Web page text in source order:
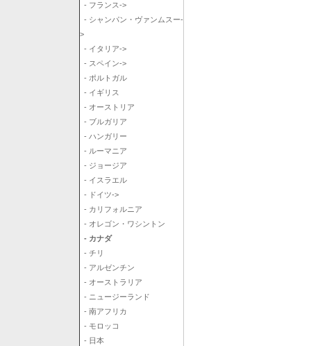
- フランス->
- シャンパン・ヴァンムスー-
>
- イタリア->
- スペイン->
- ポルトガル
- イギリス
- オーストリア
- ブルガリア
- ハンガリー
- ルーマニア
- ジョージア
- イスラエル
- ドイツ->
- カリフォルニア
- オレゴン・ワシントン
- カナダ
- チリ
- アルゼンチン
- オーストラリア
- ニュージーランド
- 南アフリカ
- モロッコ
- 日本